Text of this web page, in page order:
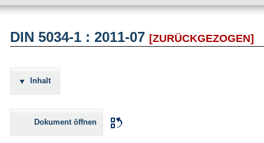
DIN 5034-1 : 2011-07 [ZURÜCKGEZOGEN]
Inhalt
Dokument öffnen